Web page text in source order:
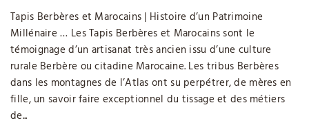
Tapis Berbères et Marocains | Histoire d’un Patrimoine
Millénaire … Les Tapis Berbères et Marocains sont le
témoignage d’un artisanat très ancien issu d’une culture
rurale Berbère ou citadine Marocaine. Les tribus Berbères
dans les montagnes de l’Atlas ont su perpétrer, de mères en
fille, un savoir faire exceptionnel du tissage et des métiers
de...